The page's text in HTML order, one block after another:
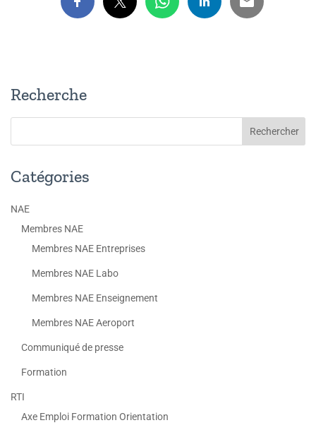
Recherche
Catégories
NAE
Membres NAE
Membres NAE Entreprises
Membres NAE Labo
Membres NAE Enseignement
Membres NAE Aeroport
Communiqué de presse
Formation
RTI
Axe Emploi Formation Orientation